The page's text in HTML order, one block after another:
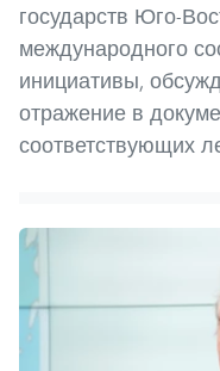
государств Юго-
международного
инициативы,
отражение в
соответствующих